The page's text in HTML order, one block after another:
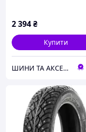
2 394₴
Купити
ШИНИ ТА АКСЕСУАРИ ДЛЯ ВСІХ ВИДІВ ТЕХНІКИ